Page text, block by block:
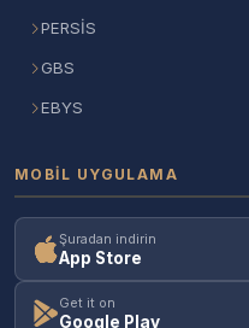
PERSİS
GBS
EBYS
MOBIL UYGULAMA
Şuradan indirin
App Store
Get it on
Google Play